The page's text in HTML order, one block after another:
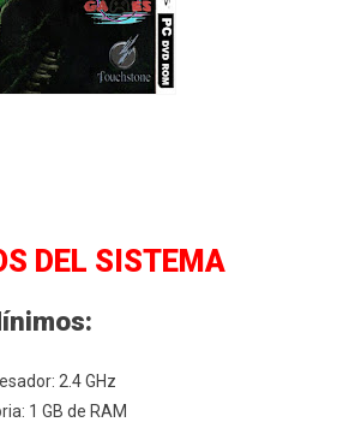
DEL SISTEMA
2.4 GHz
1 GB de RAM